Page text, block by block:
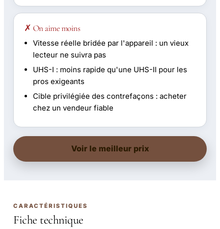
✗ On aime moins
Vitesse réelle bridée par l'appareil : un vieux
lecteur ne suivra pas
UHS-I : moins rapide qu'une UHS-II pour les
pros exigeants
Cible privilégiée des contrefaçons : acheter
chez un vendeur fiable
Voir le meilleur prix
CARACTÉRISTIQUES
Fiche technique